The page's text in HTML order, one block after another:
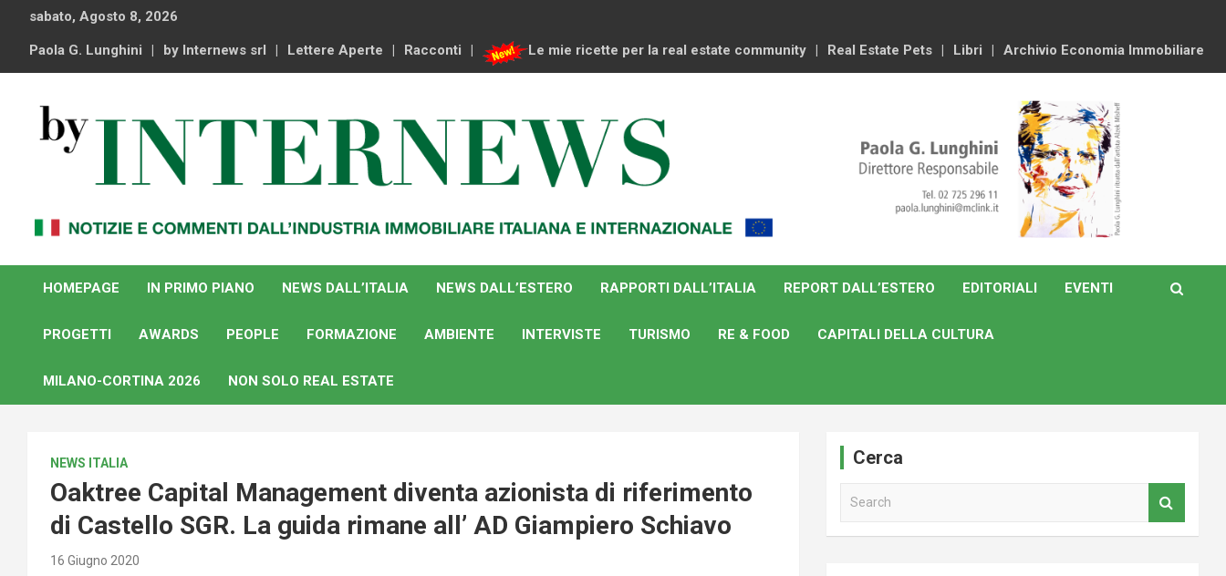
content
sabato, Agosto 8, 2026
Paola G. Lunghini by Internews srl Lettere Aperte Racconti Le mie ricette per la real estate community Real Estate Pets Libri Archivio Economia Immobiliare
By Internews
internazionale
HOMEPAGE
IN PRIMO PIANO NEWS DALL’ITALIA NEWS DALL’ESTERO RAPPORTI DALL’ITALIA REPORT DALL’ESTERO EDITORIALI EVENTI
PROGETTI AWARDS PEOPLE FORMAZIONE AMBIENTE INTERVISTE TURISMO RE & FOOD CAPITALI DELLA CULTURA
MILANO-CORTINA 2026 NON SOLO REAL ESTATE
NEWS ITALIA
Oaktree Capital Management diventa azionista di riferimento
di Castello SGR. La guida rimane all’ AD Giampiero Schiavo
16 Giugno 2020
Cerca